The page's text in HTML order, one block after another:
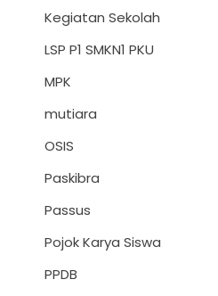
Kegiatan Sekolah
LSP P1 SMKN1 PKU
MPK
mutiara
OSIS
Paskibra
Passus
Pojok Karya Siswa
PPDB